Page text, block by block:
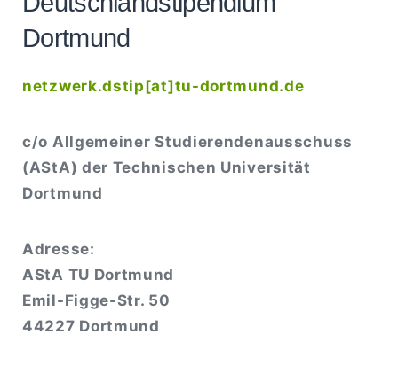
Dortmund
netzwerk.dstip[at]tu-dortmund.de
c/o Allgemeiner Studierendenausschuss
(AStA) der Technischen Universität
Dortmund
Adresse:
AStA TU Dortmund
Emil-Figge-Str. 50
44227 Dortmund